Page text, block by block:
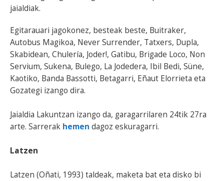
jaialdiak.
Egitarauari jagokonez, besteak beste, Buitraker,
Autobus Magikoa, Never Surrender, Tatxers, Dupla,
Skabidean, Chulería, Joder!, Gatibu, Brigade Loco, Non
Servium, Sukena, Bulego, La Jodedera, Ibil Bedi, Süne,
Kaotiko, Banda Bassotti, Betagarri, Eñaut Elorrieta eta
Gozategi izango dira.
Jaialdia Lakuntzan izango da, garagarrilaren 24tik 27ra
arte. Sarrerak hemen dagoz eskuragarri.
Latzen
Latzen (Oñati, 1993) taldeak, maketa bat eta disko bi